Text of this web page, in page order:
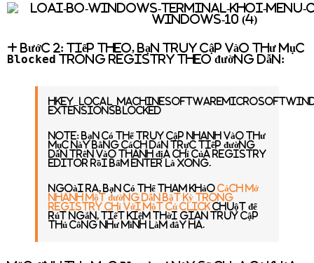
+ Bước 2: Tiếp theo, bạn truy cập vào thư mục
Blocked trong Registry theo đường dẫn:
ExtensionsBlocked
NOTE: Bạn có thể truy cập nhanh vào thư
mục này bằng cách dán trực tiếp đường
dẫn trên vào thanh địa chỉ của Registry
Editor rồi bấm Enter là xong.
Ngoài ra, bạn có thể tham khảo cách mở
nhanh một đường dẫn bật kỳ trong
Registry chỉ với một cú click chuột để
rút ngắn, tiết kiệm thời gian truy cập
thủ công như mình làm đây ha.